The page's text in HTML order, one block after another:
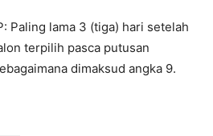
Paling lama 3 (tiga) hari setelah
terpilih pasca putusan
dimaksud angka 9.